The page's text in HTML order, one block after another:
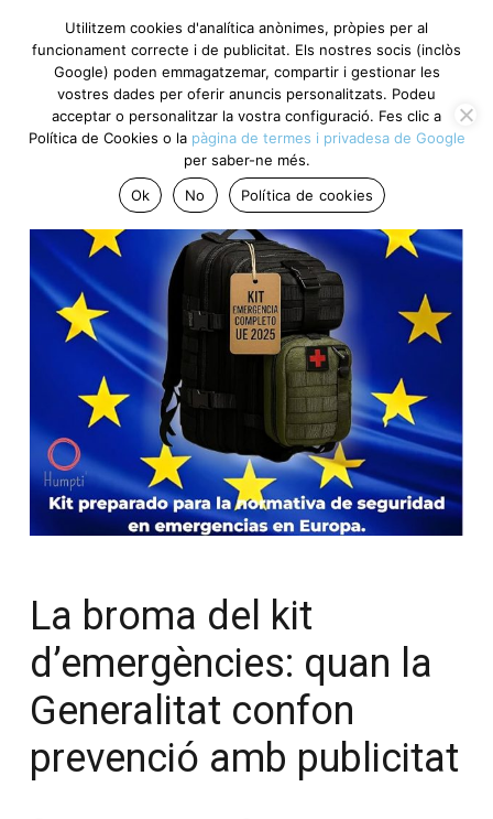
La broma del kit
d’emergències: quan la
Generalitat confon
prevenció amb publicitat
Utilitzem cookies d'analítica anònimes, pròpies per al
funcionament correcte i de publicitat. Els nostres socis (inclòs
Google) poden emmagatzemar, compartir i gestionar les
vostres dades per oferir anuncis personalitzats. Podeu
acceptar o personalitzar la vostra configuració. Fes clic a
Política de Cookies o la pàgina de termes i privadesa de Google
per saber-ne més.
Ok
No Política de cookies